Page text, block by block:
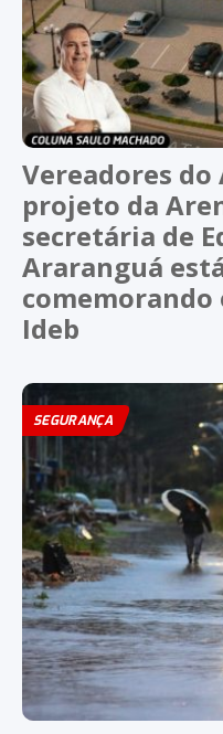
Vereadores
projeto da
secretária de
Araranguá
Ideb
SEGURANÇA